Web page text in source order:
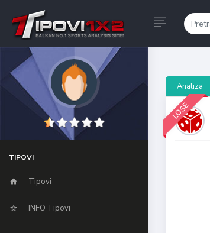
TIPOVI
Tipovi
INFO Tipovi
Analiza
LOSE